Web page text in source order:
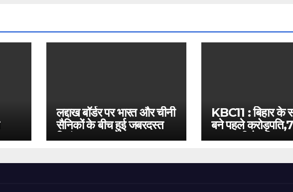
लद्दाख बॉर्डर पर भारत और चीनी
सैनिकों के बीच हुई जबरदस्त
भिड़ंत
KBC11 : बिहार के
बने पहले
बस इतनी है दूरी